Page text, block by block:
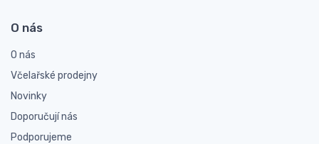
O nás
O nás
Včelařské prodejny
Novinky
Doporučují nás
Podporujeme